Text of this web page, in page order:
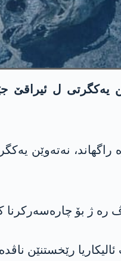
یەکگرتی ل
راگهاند، نەتەوێن
ژ بۆ چارەسەرکرنا
رێخستنێن